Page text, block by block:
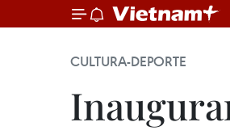
CULTURA-DEPORTE